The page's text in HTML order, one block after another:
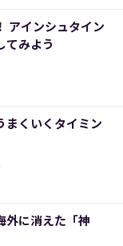
アインシュタイン
てみよう
まくいくタイミン
外に消えた「神